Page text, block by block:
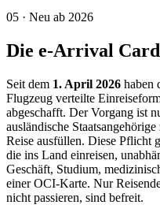
05 · Neu ab 2026
Die e-Arrival
Seit dem 1. April 2026 haben
Flugzeug verteilte
abgeschafft. Der Vorgang ist
ausländische Staatsangehörige
Reise ausfüllen. Diese Pflicht
die ins Land einreisen,
Geschäft, Studium,
einer OCI-Karte. Nur
nicht passieren, sind befreit.